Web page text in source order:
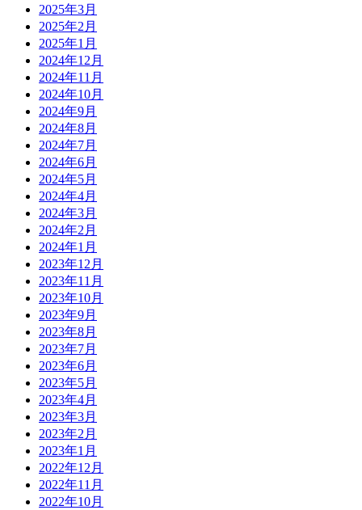
2025年3月
2025年2月
2025年1月
2024年12月
2024年11月
2024年10月
2024年9月
2024年8月
2024年7月
2024年6月
2024年5月
2024年4月
2024年3月
2024年2月
2024年1月
2023年12月
2023年11月
2023年10月
2023年9月
2023年8月
2023年7月
2023年6月
2023年5月
2023年4月
2023年3月
2023年2月
2023年1月
2022年12月
2022年11月
2022年10月